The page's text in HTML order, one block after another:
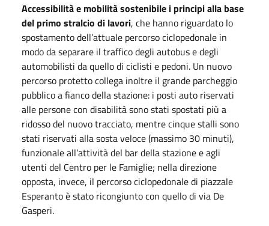
Accessibilità e mobilità sostenibile i principi alla base
del primo stralcio di lavori, che hanno riguardato lo
spostamento dell’attuale percorso ciclopedonale in
modo da separare il traffico degli autobus e degli
automobilisti da quello di ciclisti e pedoni. Un nuovo
percorso protetto collega inoltre il grande parcheggio
pubblico a fianco della stazione: i posti auto riservati
alle persone con disabilità sono stati spostati più a
ridosso del nuovo tracciato, mentre cinque stalli sono
stati riservati alla sosta veloce (massimo 30 minuti),
funzionale all’attività del bar della stazione e agli
utenti del Centro per le Famiglie; nella direzione
opposta, invece, il percorso ciclopedonale di piazzale
Esperanto è stato ricongiunto con quello di via De
Gasperi.